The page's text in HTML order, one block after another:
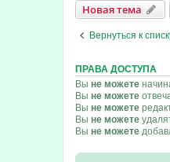
Новая тема
Вернуться к
ПРАВА ДОСТУПА
Вы не можете
Вы не можете
Вы не можете
Вы не можете
Вы не можете